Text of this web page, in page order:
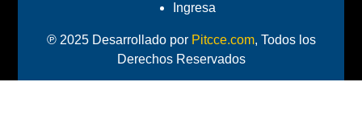
Ingresa
℗ 2025 Desarrollado por Pitcce.com, Todos los
Derechos Reservados